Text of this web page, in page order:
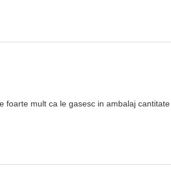
mult ca le gasesc in ambalaj cantitate